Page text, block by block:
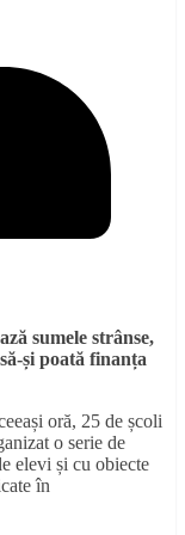
sumele strânse,
și poată finanța
oră, 25 de școli
o serie de
elevi și cu obiecte
în